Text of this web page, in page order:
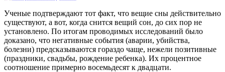
Ученые подтверждают тот факт, что вещие сны действительно
существуют, а вот, когда снится вещий сон, до сих пор не
установлено. По итогам проводимых исследований было
доказано, что негативные события (аварии, убийства,
болезни) предсказываются гораздо чаще, нежели позитивные
(праздники, свадьбы, рождение ребенка). Их процентное
соотношение примерно восемьдесят к двадцати.